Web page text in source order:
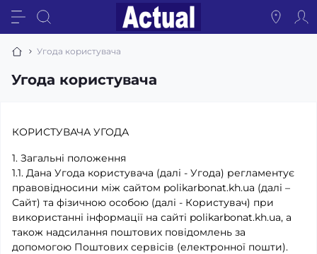
Угода користувача
Угода користувача
КОРИСТУВАЧА УГОДА
1. Загальні положення
1.1. Дана Угода користувача (далі - Угода) регламентує
правовідносини між сайтом polikarbonat.kh.ua (далі –
Сайт) та фізичною особою (далі - Користувач) при
використанні інформації на сайті polikarbonat.kh.ua, а
також надсилання поштових повідомлень за
допомогою Поштових сервісів (електронної пошти).